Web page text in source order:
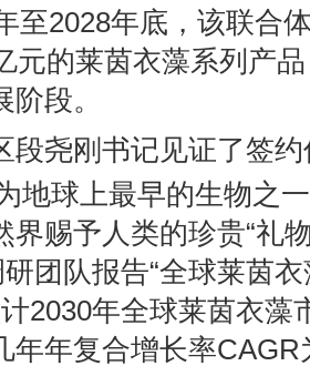
至2028年底，该联合
元的莱茵衣藻系列产
段。
段尧刚书记见证了签
地球上最早的生物之
界赐予人类的珍贵“礼
团队报告“全球莱茵
2030年全球莱茵衣藻
年年复合增长率CAGR